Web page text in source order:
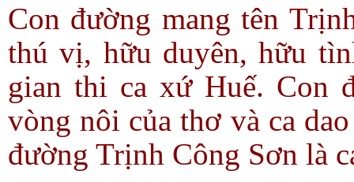
Con đường mang tên
thú vị, hữu duyên, hữu
gian thi ca xứ Huế. Con
vòng nôi của thơ và ca
đường Trịnh Công Sơn là